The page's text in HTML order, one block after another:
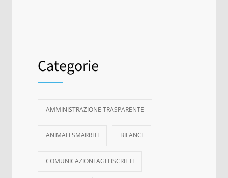
Categorie
AMMINISTRAZIONE TRASPARENTE
ANIMALI SMARRITI BILANCI
COMUNICAZIONI AGLI ISCRITTI